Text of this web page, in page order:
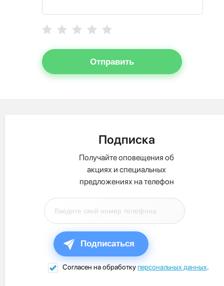
Отправить
Подписка
Получайте оповещения об
акциях и специальных
предложениях на телефон
Подписаться
Согласен на обработкуперсональных данных.